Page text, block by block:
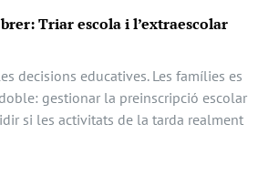
Triar escola i l’extraescolar
decisions educatives. Les famílies es
gestionar la preinscripció escolar
si les activitats de la tarda realment